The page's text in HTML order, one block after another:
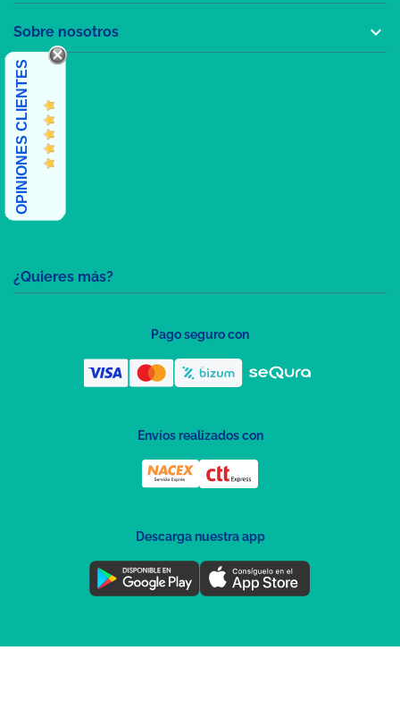
¿Quieres más?
Sobre nosotros 
OPINIONES CLIENTES
Pago seguro con
Envíos realizados con
Descarga nuestra app